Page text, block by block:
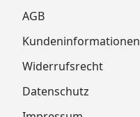
AGB
Kundeninformationen
Widerrufsrecht
Datenschutz